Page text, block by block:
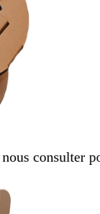
consulter